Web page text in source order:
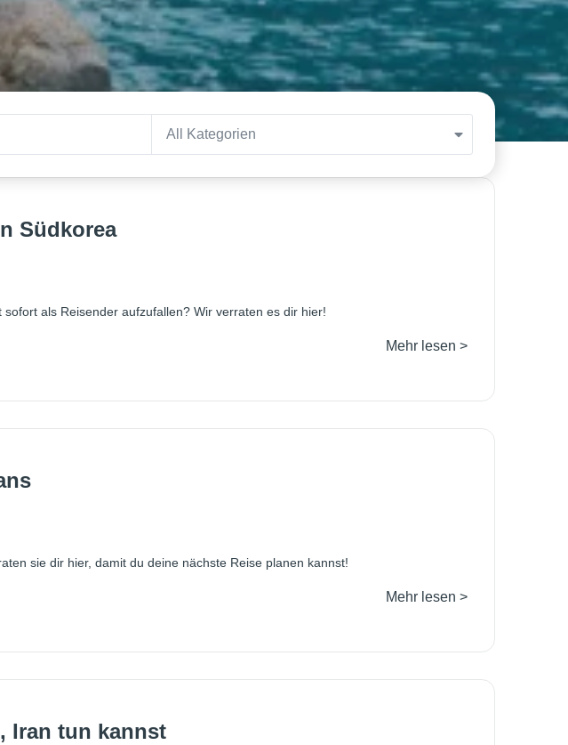
All Kategorien
Südkorea
als Reisender aufzufallen? Wir verraten es dir hier!
Mehr lesen >
sie dir hier, damit du deine nächste Reise planen kannst!
Mehr lesen >
Iran tun kannst